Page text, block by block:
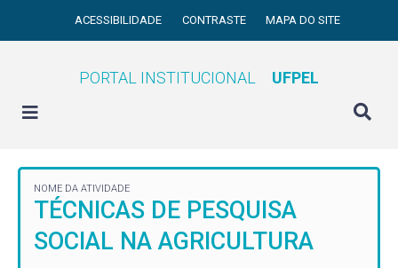
ACESSIBILIDADE CONTRASTE MAPA DO SITE
PORTAL INSTITUCIONAL UFPEL
NOME DA ATIVIDADE
TÉCNICAS DE PESQUISA
SOCIAL NA AGRICULTURA